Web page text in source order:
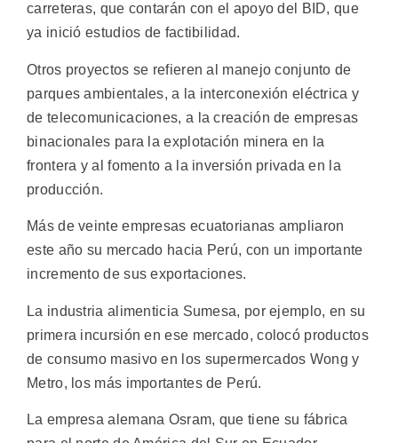
carreteras, que contarán con el apoyo del BID, que
ya inició estudios de factibilidad.
Otros proyectos se refieren al manejo conjunto de
parques ambientales, a la interconexión eléctrica y
de telecomunicaciones, a la creación de empresas
binacionales para la explotación minera en la
frontera y al fomento a la inversión privada en la
producción.
Más de veinte empresas ecuatorianas ampliaron
este año su mercado hacia Perú, con un importante
incremento de sus exportaciones.
La industria alimenticia Sumesa, por ejemplo, en su
primera incursión en ese mercado, colocó productos
de consumo masivo en los supermercados Wong y
Metro, los más importantes de Perú.
La empresa alemana Osram, que tiene su fábrica